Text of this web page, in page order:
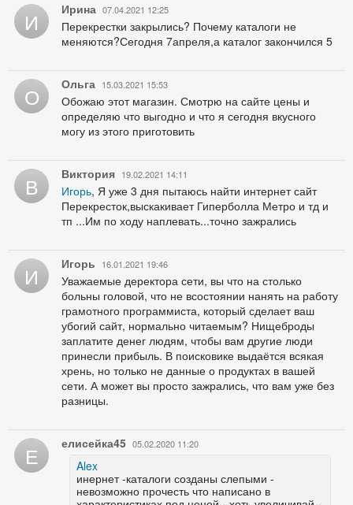
И Ирина 07.04.2021 12:25
Перекрестки закрылись? Почему каталоги не
меняются?Сегодня 7апреля,а каталог закончился 5
О Ольга 15.03.2021 15:53
Обожаю этот магазин. Смотрю на сайте цены и
определяю что выгодно и что я сегодня вкусного
могу из этого приготовить
В Виктория 19.02.2021 14:11
Игорь, Я уже 3 дня пытаюсь найти интернет сайт
Перекресток,выскакивает Гиперболла Метро и тд и
тп ...Им по ходу наплевать...точно зажрались
И Игорь 16.01.2021 19:46
Уважаемые деректора сети, вы что на столько
больны головой, что не всостоянии нанять на работу
грамотного программиста, который сделает ваш
убогий сайт, нормально читаемым? Нищеброды
заплатите денег людям, чтобы вам другие люди
принесли прибыль. В поисковике выдаётся всякая
хрень, но только не данные о продуктах в вашей
сети. А может вы просто зажрались, что вам уже без
разницы.
Е елисейка45 05.02.2020 11:20
Alex
инернет -каталоги созданы слепыми -
невозможно прочесть что написано в